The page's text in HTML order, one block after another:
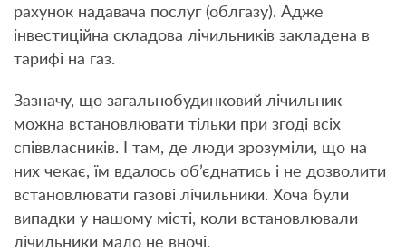
рахунок надавача послуг (облгазу). Адже
інвестиційна складова лічильників закладена в
тарифі на газ.
Зазначу, що загальнобудинковий лічильник
можна встановлювати тільки при згоді всіх
співвласників. І там, де люди зрозуміли, що на
них чекає, їм вдалось об’єднатись і не дозволити
встановлювати газові лічильники. Хоча були
випадки у нашому місті, коли встановлювали
лічильники мало не вночі.